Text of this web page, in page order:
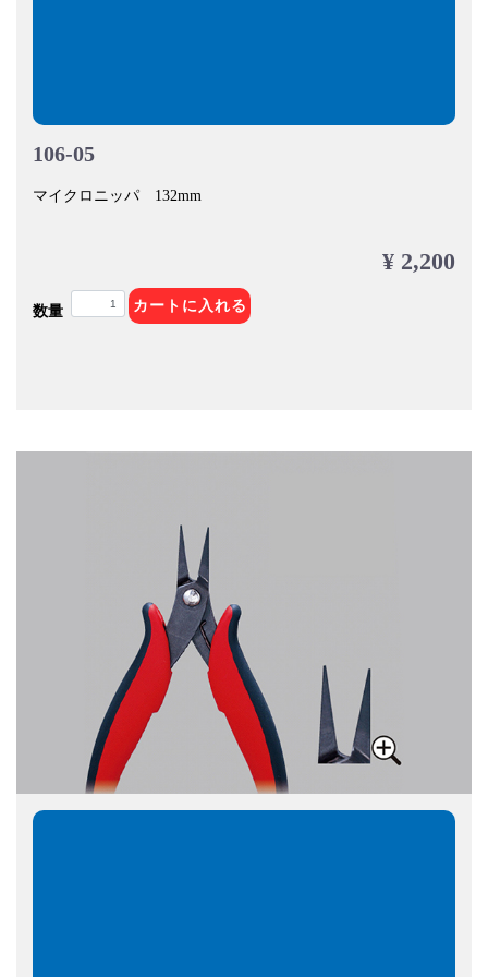
106-05
マイクロニッパ 132mm
¥ 2,200
数量 カートに入れる